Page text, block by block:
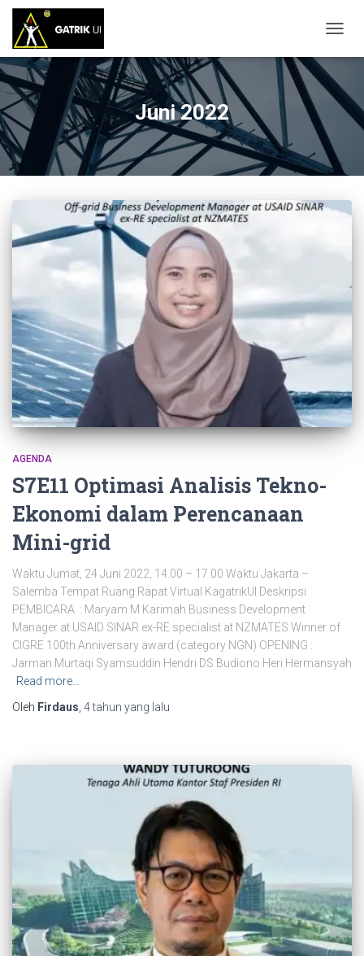
Juni 2022
AGENDA
S7E11 Optimasi Analisis Tekno-
Ekonomi dalam Perencanaan
Mini-grid
Waktu Jumat, 24 Juni 2022, 14.00 – 17.00 Waktu Jakarta –
Salemba Tempat Ruang Rapat Virtual KagatrikUI Deskripsi
PEMBICARA : Maryam M Karimah Business Development
Manager at USAID SINAR ex-RE specialist at NZMATES Winner of
CIGRE 100th Anniversary award (category NGN) OPENING :
Jarman Murtaqi Syamsuddin Hendri DS Budiono Heri Hermansyah
Read more…
Oleh Firdaus 4 tahun yang lalu